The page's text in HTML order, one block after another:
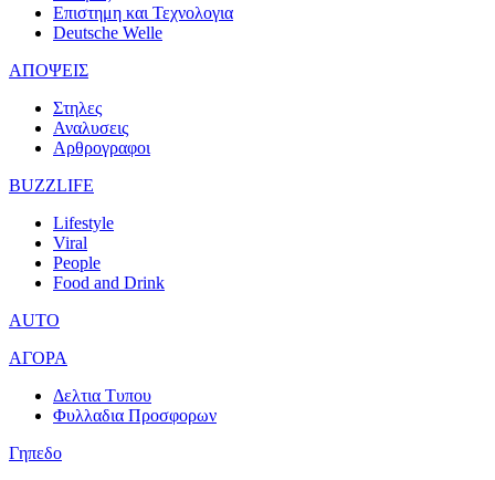
Επιστημη και Τεχνολογια
Deutsche Welle
ΑΠΟΨΕΙΣ
Στηλες
Αναλυσεις
Αρθρογραφοι
BUZZLIFE
Lifestyle
Viral
People
Food and Drink
AUTO
ΑΓΟΡΑ
Δελτια Τυπου
Φυλλαδια Προσφορων
Γηπεδο